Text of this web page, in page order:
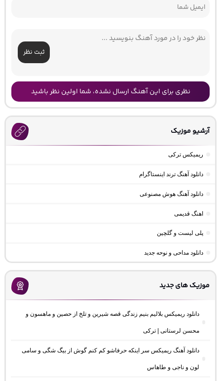
ثبت نظر
نظری برای این آهنگ ارسال نشده، شما اولین نظر باشید
آرشیو موزیک
ریمیکس ترکی
دانلود آهنگ ترند اینستاگرام
دانلود آهنگ هوش مصنوعی
اهنگ قدیمی
پلی لیست و گلچین
دانلود مداحی و نوحه جدید
موزیک های جدید
دانلود ریمیکس بلالیم بنیم زندگی قصه شیرین و تلخ از حصین و ماهسون و
محسن لرستانی | ترکی
دانلود آهنگ ریمیکس سر اینکه حرفاشو کم کنم گوش از بیگ شگی و سامی
لون و ناجی و طاهاس